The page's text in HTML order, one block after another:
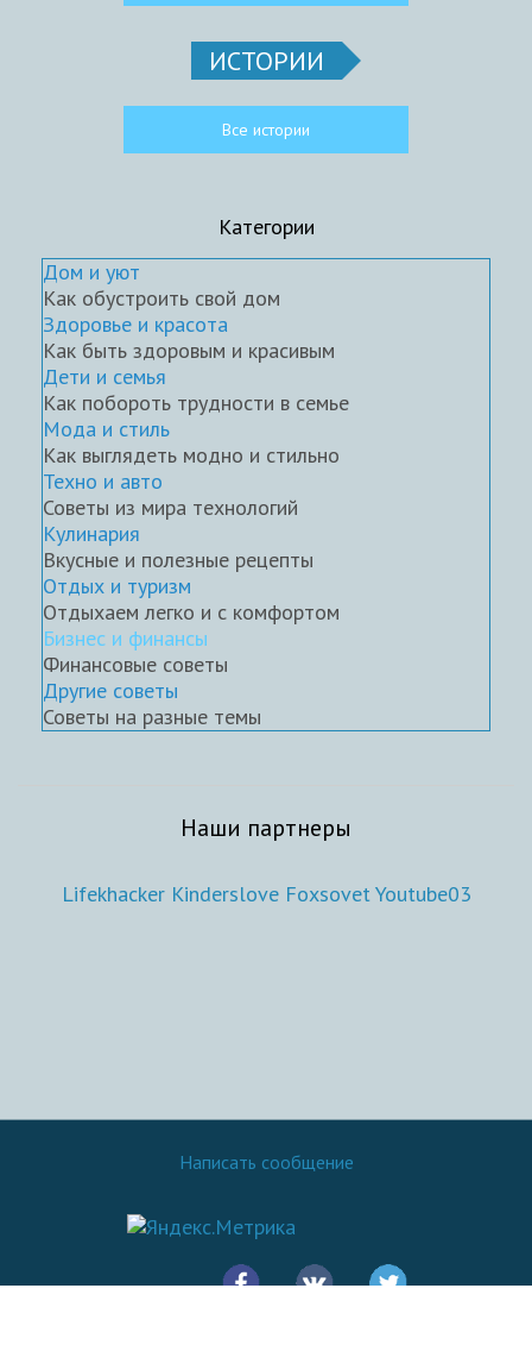
ИСТОРИИ
Все истории
Категории
Дом и уют
Как обустроить свой дом
Здоровье и красота
Как быть здоровым и красивым
Дети и семья
Как побороть трудности в семье
Мода и стиль
Как выглядеть модно и стильно
Техно и авто
Советы из мира технологий
Кулинария
Вкусные и полезные рецепты
Отдых и туризм
Отдыхаем легко и с комфортом
Бизнес и финансы
Финансовые советы
Другие советы
Советы на разные темы
Наши партнеры
Lifekhacker Kinderslove Foxsovet Youtube03
Написать сообщение